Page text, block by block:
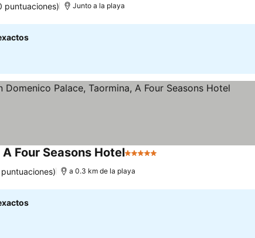
puntuaciones) Junto a la playa
Four Seasons Hotel5 Estrellas
a 0.3 km de la playa